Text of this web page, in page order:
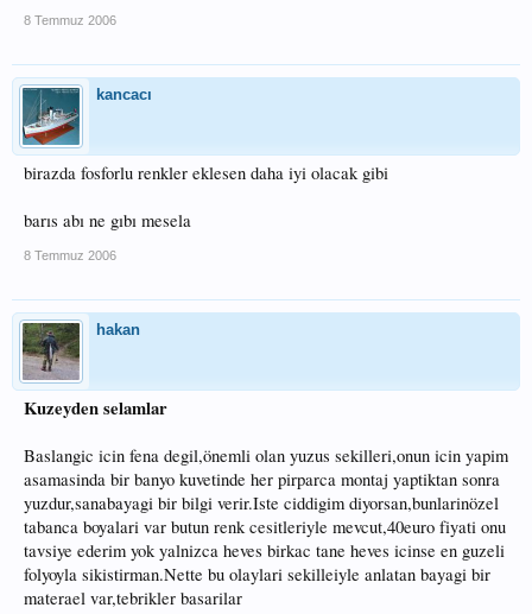
8 Temmuz 2006
kancacı
birazda fosforlu renkler eklesen daha iyi olacak gibi
barıs abı ne gıbı mesela
8 Temmuz 2006
hakan
Kuzeyden selamlar
Baslangic icin fena degil,önemli olan yuzus sekilleri,onun icin yapim
asamasinda bir banyo kuvetinde her pirparca montaj yaptiktan sonra
yuzdur,sanabayagi bir bilgi verir.Iste ciddigim diyorsan,bunlarinözel
tabanca boyalari var butun renk cesitleriyle mevcut,40euro fiyati onu
tavsiye ederim yok yalnizca heves birkac tane heves icinse en guzeli
folyoyla sikistirman.Nette bu olaylari sekilleiyle anlatan bayagi bir
materael var,tebrikler basarilar